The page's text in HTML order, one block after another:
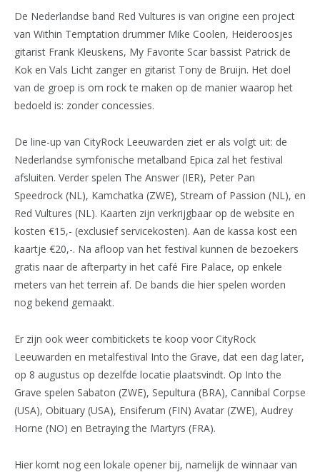
De Nederlandse band Red Vultures is van origine een project
van Within Temptation drummer Mike Coolen, Heideroosjes
gitarist Frank Kleuskens, My Favorite Scar bassist Patrick de
Kok en Vals Licht zanger en gitarist Tony de Bruijn. Het doel
van de groep is om rock te maken op de manier waarop het
bedoeld is: zonder concessies.
De line-up van CityRock Leeuwarden ziet er als volgt uit: de
Nederlandse symfonische metalband Epica zal het festival
afsluiten. Verder spelen The Answer (IER), Peter Pan
Speedrock (NL), Kamchatka (ZWE), Stream of Passion (NL), en
Red Vultures (NL). Kaarten zijn verkrijgbaar op de website en
kosten €15,- (exclusief servicekosten). Aan de kassa kost een
kaartje €20,-. Na afloop van het festival kunnen de bezoekers
gratis naar de afterparty in het café Fire Palace, op enkele
meters van het terrein af. De bands die hier spelen worden
nog bekend gemaakt.
Er zijn ook weer combitickets te koop voor CityRock
Leeuwarden en metalfestival Into the Grave, dat een dag later,
op 8 augustus op dezelfde locatie plaatsvindt. Op Into the
Grave spelen Sabaton (ZWE), Sepultura (BRA), Cannibal Corpse
(USA), Obituary (USA), Ensiferum (FIN) Avatar (ZWE), Audrey
Horne (NO) en Betraying the Martyrs (FRA).
Hier komt nog een lokale opener bij, namelijk de winnaar van